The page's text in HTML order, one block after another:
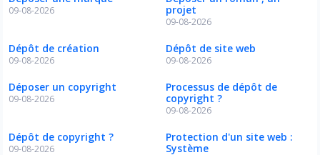
09-08-2026
projet
09-08-2026
Dépôt de création
09-08-2026
Dépôt de site web
09-08-2026
Déposer un copyright
09-08-2026
Processus de dépôt de
copyright ?
09-08-2026
Dépôt de copyright ?
09-08-2026
Protection d'un site web :
Système